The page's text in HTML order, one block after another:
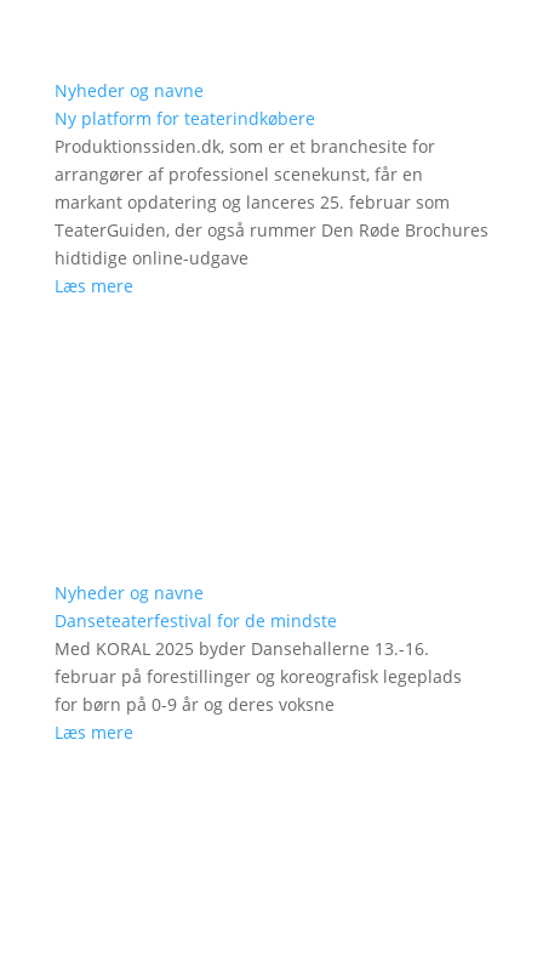
Nyheder og navne
Ny platform for teaterindkøbere
Produktionssiden.dk, som er et branchesite for
arrangører af professionel scenekunst, får en
markant opdatering og lanceres 25. februar som
TeaterGuiden, der også rummer Den Røde Brochures
hidtidige online-udgave
Læs mere
Nyheder og navne
Danseteaterfestival for de mindste
Med KORAL 2025 byder Dansehallerne 13.-16.
februar på forestillinger og koreografisk legeplads
for børn på 0-9 år og deres voksne
Læs mere